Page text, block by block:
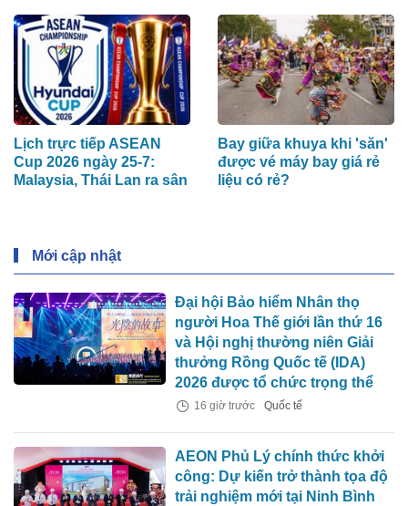
Lịch trực tiếp ASEAN
Cup 2026 ngày 25-7:
Malaysia, Thái Lan ra sân
Bay giữa khuya khi 'săn'
được vé máy bay giá rẻ
liệu có rẻ?
Mới cập nhật
Đại hội Bảo hiểm Nhân thọ
người Hoa Thế giới lần thứ 16
và Hội nghị thường niên Giải
thưởng Rồng Quốc tế (IDA)
2026 được tổ chức trọng thể
16 giờ trước Quốc tế
AEON Phủ Lý chính thức khởi
công: Dự kiến trở thành tọa độ
trải nghiệm mới tại Ninh Bình